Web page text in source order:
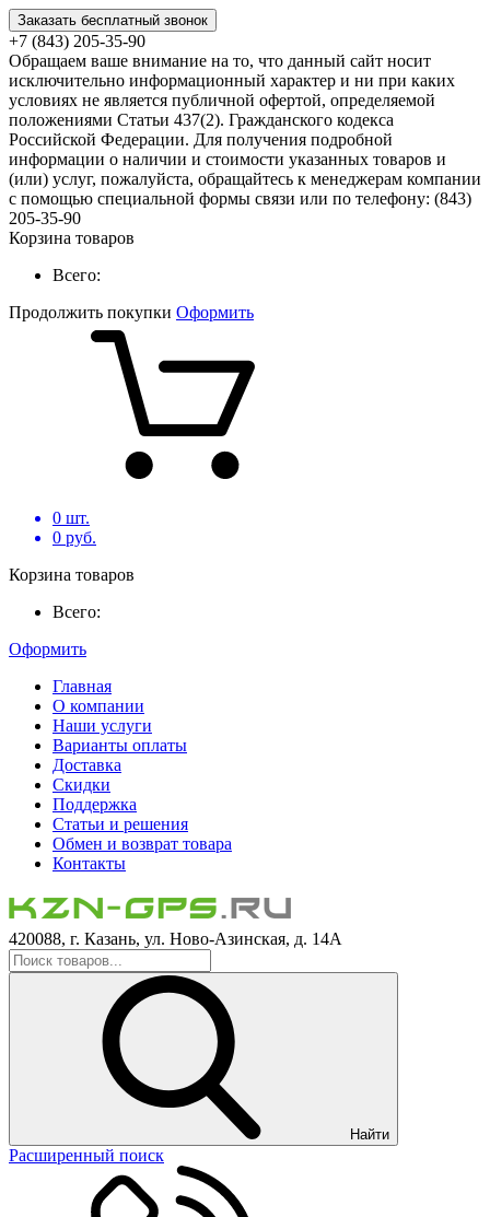
Заказать бесплатный звонок
+7 (843) 205-35-90
Обращаем ваше внимание на то, что данный сайт носит
исключительно информационный характер и ни при каких
условиях не является публичной офертой, определяемой
положениями Статьи 437(2). Гражданского кодекса
Российской Федерации. Для получения подробной
информации о наличии и стоимости указанных товаров и
(или) услуг, пожалуйста, обращайтесь к менеджерам компании
с помощью специальной формы связи или по телефону: (843)
205-35-90
Корзина товаров
Всего:
Продолжить покупки Оформить
0 шт.
0 руб.
Корзина товаров
Всего:
Оформить
Главная
О компании
Наши услуги
Варианты оплаты
Доставка
Скидки
Поддержка
Статьи и решения
Обмен и возврат товара
Контакты
420088, г. Казань, ул. Ново-Азинская, д. 14А
Найти
Расширенный поиск